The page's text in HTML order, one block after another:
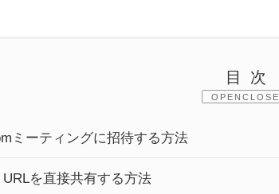
目次
CLOSE
ミーティングに招待する方法
URLを直接共有する方法